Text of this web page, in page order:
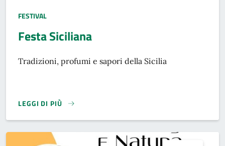
FESTIVAL
Festa Siciliana
Tradizioni, profumi e sapori della Sicilia
LEGGI DI PIÙ